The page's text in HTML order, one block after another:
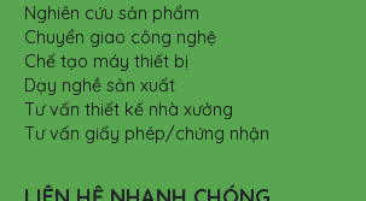
Nghiên cứu sản phẩm
Chuyển giao công nghệ
Chế tạo máy thiết bị
Dạy nghề sản xuất
Tư vấn thiết kế nhà xưởng
Tư vấn giấy phép/chứng nhận